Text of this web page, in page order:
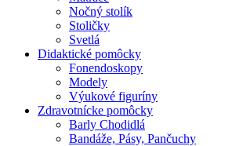
Nočný stolík
Stoličky
Svetlá
Didaktické pomôcky
Fonendoskopy
Modely
Výukové figuríny
Zdravotnícke pomôcky
Barly Chodidlá
Bandáže, Pásy, Pančuchy